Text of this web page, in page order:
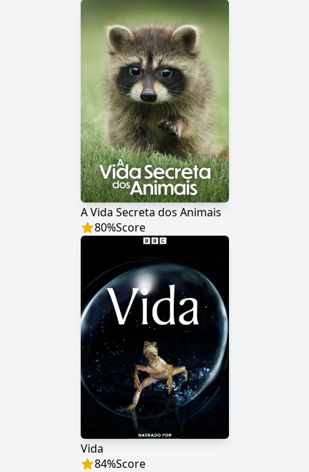
A Vida Secreta dos Animais
80%Score
Vida
84%Score